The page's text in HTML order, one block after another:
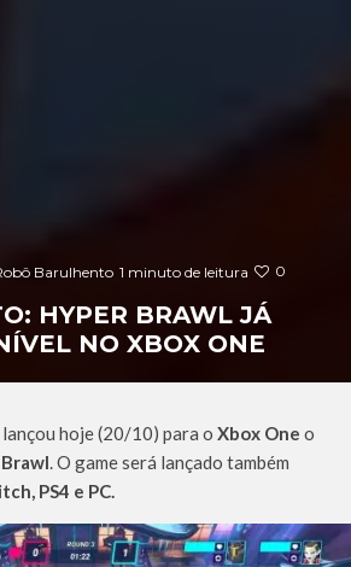
Barulhento 1 minuto de leitura 0
HYPER BRAWL JÁ
NO XBOX ONE
lançou hoje (20/10) para o Xbox One o
. O game será lançado também
PS4 e PC.